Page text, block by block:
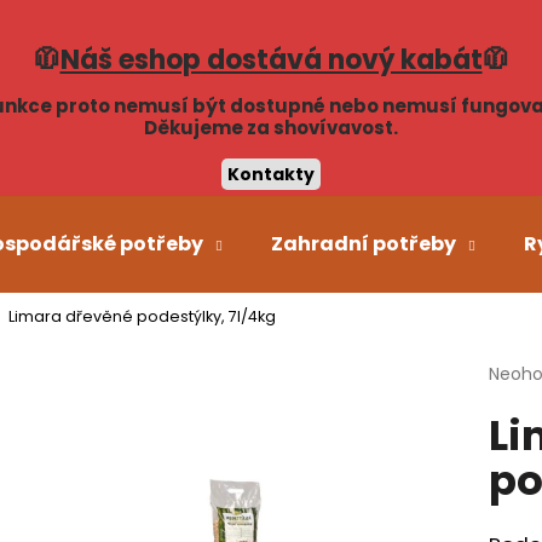
🧥Náš eshop dostává nový kabát🧥
proto nemusí být dostupné nebo nemusí
Děkujeme za shovívavost.
Kontakty
potřeby Zahradní potřeby
Limara dřevěné podestýlky, 7l/4kg
je
5
Co potřebujete najít?
Doporučujeme